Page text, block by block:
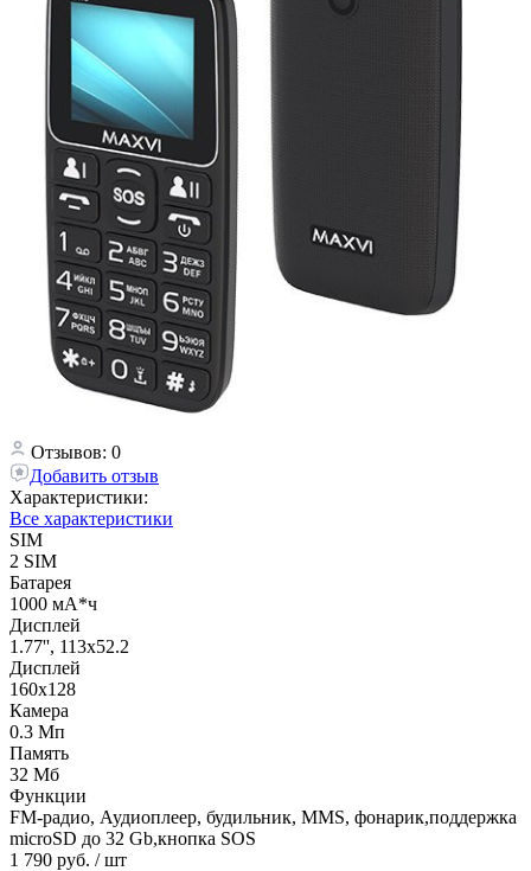
Отзывов: 0
Добавить отзыв
Характеристики:
Все характеристики
SIM
2 SIM
Батарея
1000 мА*ч
Дисплей
1.77'', 113х52.2
Дисплей
160х128
Камера
0.3 Мп
Память
32 Мб
Функции
FM-радио, Аудиоплеер, будильник, MMS, фонарик,поддержка
microSD до 32 Gb,кнопка SOS
1 790 руб. / шт